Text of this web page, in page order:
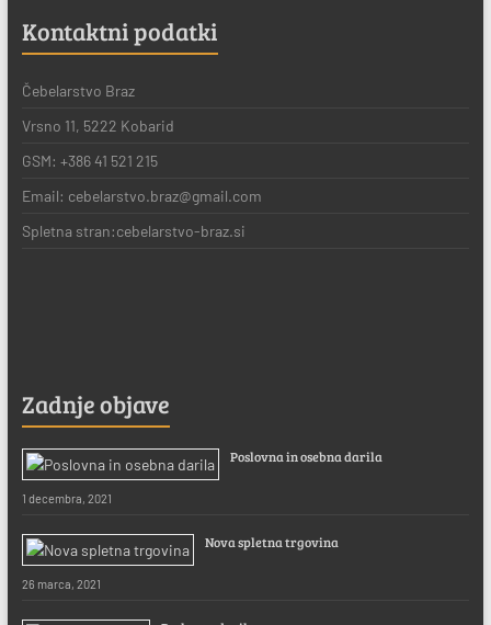
Kontaktni podatki
Čebelarstvo Braz
Vrsno 11, 5222 Kobarid
GSM: +386 41 521 215
Email: cebelarstvo.braz@gmail.com
Spletna stran:cebelarstvo-braz.si
Zadnje objave
Poslovna in osebna darila
1 decembra, 2021
Nova spletna trgovina
26 marca, 2021